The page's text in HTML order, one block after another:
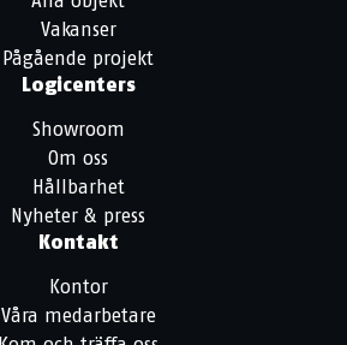
Vakanser
Pågående projekt
Logicenters
Showroom
Om oss
Hållbarhet
Nyheter & press
Kontakt
Kontor
Våra medarbetare